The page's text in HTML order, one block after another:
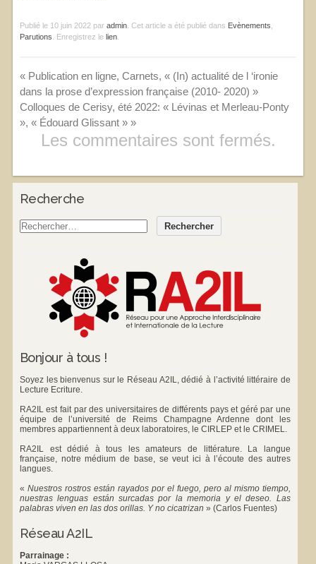
Publié le 10 juin 2022 par admin. Cet article a été publié dans Evènements
Parutions . Enregistrez le lien.
«Publication en ligne, Carnets, « (In) actualité de l ‘ironie
dans la prose d’expression française (2010- 2020) »
Colloques de Cerisy, été 2022: « Lévinas et Merleau-Ponty
», « Édouard Glissant » »
Les commentaires sont fermés.
Recherche
Bonjour à tous !
Soyez les bienvenus sur le Réseau A2IL, dédié à l’activité littéraire de
Lecture Ecriture.
RA2IL est fait par des universitaires de différents pays et géré par une
équipe de l’université de Reims Champagne Ardenne dont les
membres appartiennent à deux laboratoires, le CIRLEPet le CRIMEL
RA2IL est dédié à tous les amateurs de littérature. La langue
française, notre médium de base, se veut ici à l’écoute des autres
langues.
« Nuestros rostros están rayados por el fuego, pero al mismo tiempo,
nuestras lenguas están surcadas por la memoria y el deseo. Las
palabras viven en las dos orillas. Y no cicatrizan » (Carlos Fuentes)
Réseau A2IL
Parrainage :